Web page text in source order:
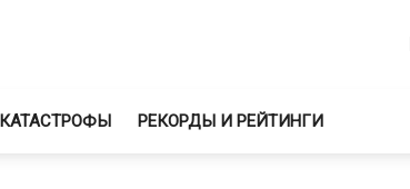
КАТАСТРОФЫ РЕКОРДЫ И РЕЙТИНГИ